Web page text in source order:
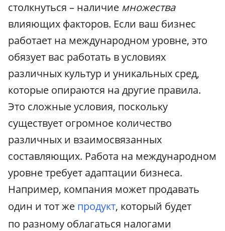
столкнуться – наличие множества
влияющих факторов. Если ваш бизнес
работает на международном уровне, это
обязует вас работать в условиях
различных культур и уникальных сред,
которые опираются на другие правила.
Это сложные условия, поскольку
существует огромное количество
различных и взаимосвязанных
составляющих. Работа на международном
уровне требует адаптации бизнеса.
Например, компания может продавать
один и тот же продукт, который будет
по разному облагаться налогами